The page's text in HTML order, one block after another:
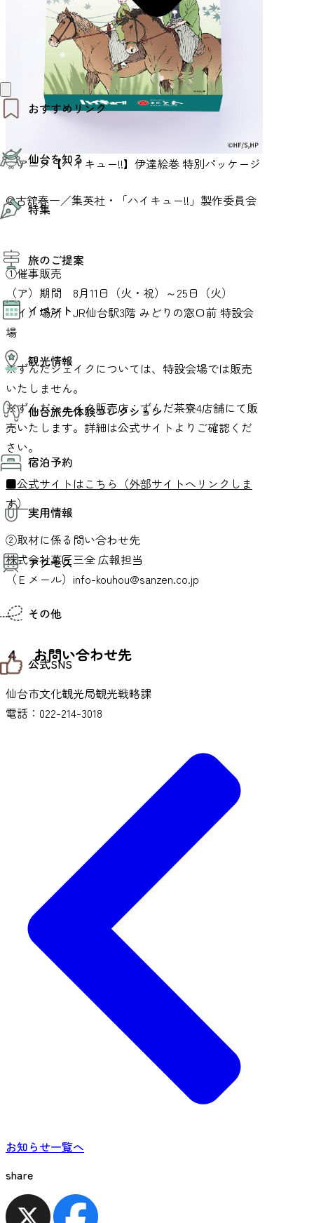
おすすめリンク
モデルコース
エリアガイド
お得なチケット
仙台を知る
仙台の魅力
エリアガイド
仙台から行く東北周遊旅
伝統的工芸品
特集
夜時間トピックス
旅のご提案
モデルコース
AIおまかせコース
イベント
その他イベント情報（音楽・展示会）
スポーツ情報
コンベンション情報
観光情報
観光スポット
温泉
美味いもの
プロスポーツチーム・プロオーケストラ
仙台の銘品
仙台夜時間
仙台観光マップ
仙台旅先体験コレクション
体験プログラム検索（予約）
体験事業者からのお知らせ
体験トピックス
体験事業者
宿泊予約
実用情報
観光案内
お役立ち情報
観光アプリ
アクセス
市内の交通情報
その他
お知らせ
お問い合わせ
観光マップ
せんだい旅日和とは
サイト利用規約
公式SNS
せんだい旅日和 X
せんだい旅日和 Instagram
仙台旅先体験コレクション Instagaram
アニメ【ハイキュー!!】伊達絵巻 特別パッケージ
©古舘春一／集英社・「ハイキュー!!」製作委員会
①催事販売
（ア）期間 8月11日（火・祝）～25日（火）
（イ）場所 JR仙台駅3階 みどりの窓口前 特設会
場
※ずんだシェイクについては、特設会場では販売
いたしません。
※ずんだシェイク販売店：ずんだ茶寮4店舗にて販
売いたします。詳細は公式サイトよりご確認くだ
さい。
■公式サイトはこちら（外部サイトへリンクしま
す）
②取材に係る問い合わせ先
株式会社菓匠三全 広報担当
（Ｅメール）info-kouhou@sanzen.co.jp
４ お問い合わせ先
仙台市文化観光局観光戦略課
電話：022-214-3018
お知らせ一覧へ
share